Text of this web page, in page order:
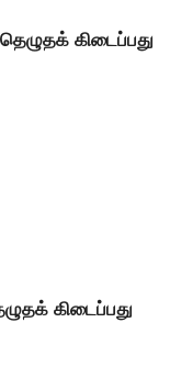
கிடைப்பது
கிடைப்பது